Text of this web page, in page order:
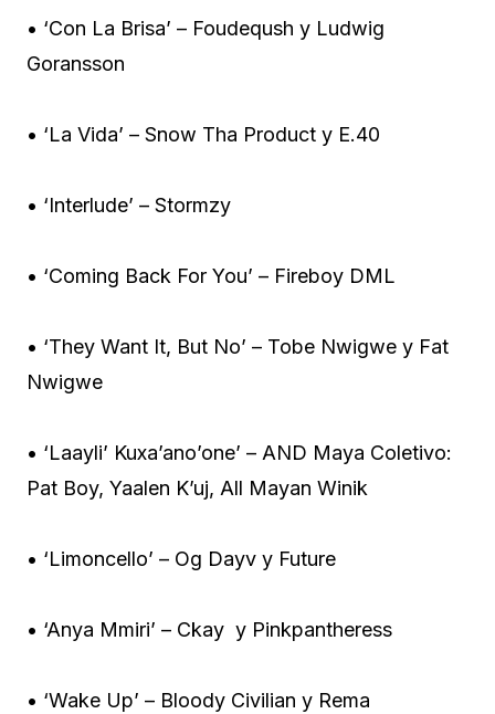
• ‘Con La Brisa’ – Foudeqush y Ludwig
Goransson
• ‘La Vida’ – Snow Tha Product y E.40
• ‘Interlude’ – Stormzy
• ‘Coming Back For You’ – Fireboy DML
• ‘They Want It, But No’ – Tobe Nwigwe y Fat
Nwigwe
• ‘Laayli’ Kuxa’ano’one’ – AND Maya Coletivo:
Pat Boy, Yaalen K’uj, All Mayan Winik
• ‘Limoncello’ – Og Dayv y Future
• ‘Anya Mmiri’ – Ckay y Pinkpantheress
• ‘Wake Up’ – Bloody Civilian y Rema